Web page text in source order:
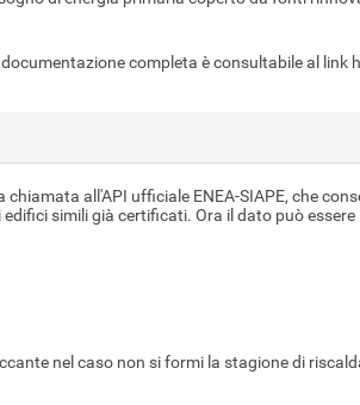
completa è consultabile al
chiamata all'API ufficiale ENEA-SIAPE, che
simili già certificati. Ora il dato può
nel caso non si formi la stagione di